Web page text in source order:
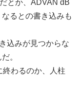
とか、ADVAN dB
るとの書き込みも
込みが見つからな
。
わるのか、人柱